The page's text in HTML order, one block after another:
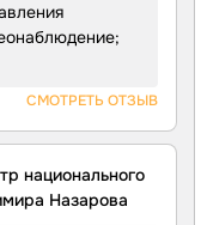
Система
приема
СМОТРЕТЬ ОТЗЫВ
национального
Назарова